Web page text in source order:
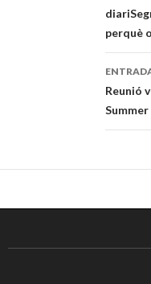
de
perquè
Reunió